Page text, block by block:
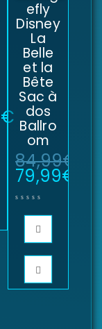
€
efly
Disney
La
Belle
et la
Bête
Sac à
dos
Ballro
om
84,99€
79,99€